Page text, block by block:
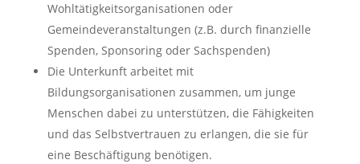
Wohltätigkeitsorganisationen oder
Gemeindeveranstaltungen (z.B. durch finanzielle
Spenden, Sponsoring oder Sachspenden)
Die Unterkunft arbeitet mit
Bildungsorganisationen zusammen, um junge
Menschen dabei zu unterstützen, die Fähigkeiten
und das Selbstvertrauen zu erlangen, die sie für
eine Beschäftigung benötigen.